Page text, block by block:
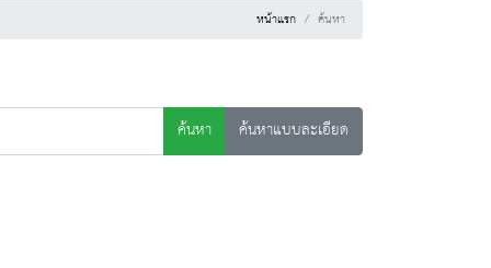
หน้าแรก ค้นหา
ค้นหา ค้นหาแบบละเอียด